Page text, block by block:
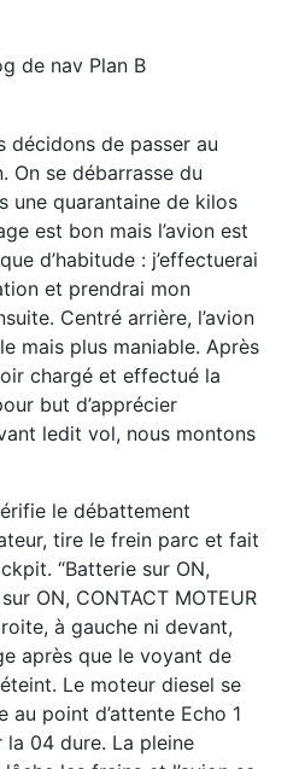
de nav Plan B
décidons de passer au
On se débarrasse du
une quarantaine de kilos
est bon mais l’avion est
que d’habitude : j’effectuerai
et prendrai mon
Centré arrière, l’avion
mais plus maniable. Après
chargé et effectué la
but d’apprécier
ledit vol, nous montons
le débattement
tire le frein parc et fait
“Batterie sur ON,
ON, CONTACT MOTEUR
à gauche ni devant,
après que le voyant de
Le moteur diesel se
au point d’attente Echo 1
la 04 dure. La pleine